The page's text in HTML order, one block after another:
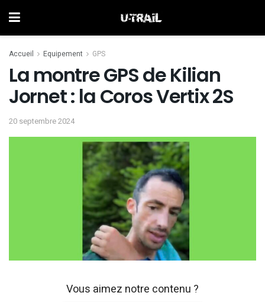
Accueil Equipement GPS
La montre GPS de Kilian
Jornet : la Coros Vertix 2S
20 septembre 2024
Vous aimez notre contenu ?